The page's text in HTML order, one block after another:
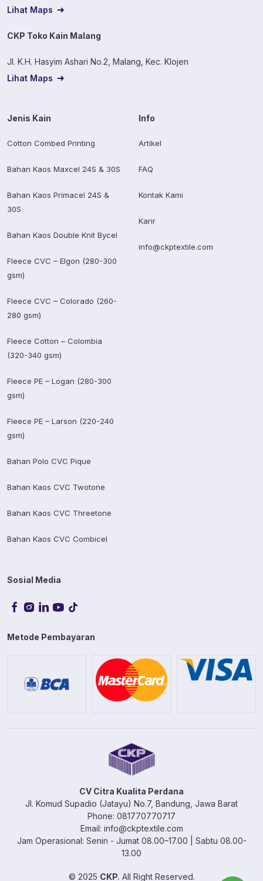
Lihat Maps
CKP Toko Kain Malang
Jl. K.H. Hasyim Ashari No.2, Malang, Kec. Klojen
Lihat Maps
Jenis Kain
Cotton Combed Printing
Bahan Kaos Maxcel 24S & 30S
Bahan Kaos Primacel 24S &
30S
Bahan Kaos Double Knit Bycel
Fleece CVC – Elgon (280-300
gsm)
Fleece CVC – Colorado (260-
280 gsm)
Fleece Cotton – Colombia
(320-340 gsm)
Fleece PE – Logan (280-300
gsm)
Fleece PE – Larson (220-240
gsm)
Bahan Polo CVC Pique
Bahan Kaos CVC Twotone
Bahan Kaos CVC Threetone
Bahan Kaos CVC Combicel
Info
Artikel
FAQ
Kontak Kami
Karir
info@ckptextile.com
Sosial Media
Metode Pembayaran
CV Citra Kualita Perdana
Jl. Komud Supadio (Jatayu) No.7, Bandung, Jawa Barat
Phone: 081770770717
Email: info@ckptextile.com
Jam Operasional: Senin - Jumat 08.00–17.00 | Sabtu 08.00-
13.00
© 2025 CKP. All Right Reserved.